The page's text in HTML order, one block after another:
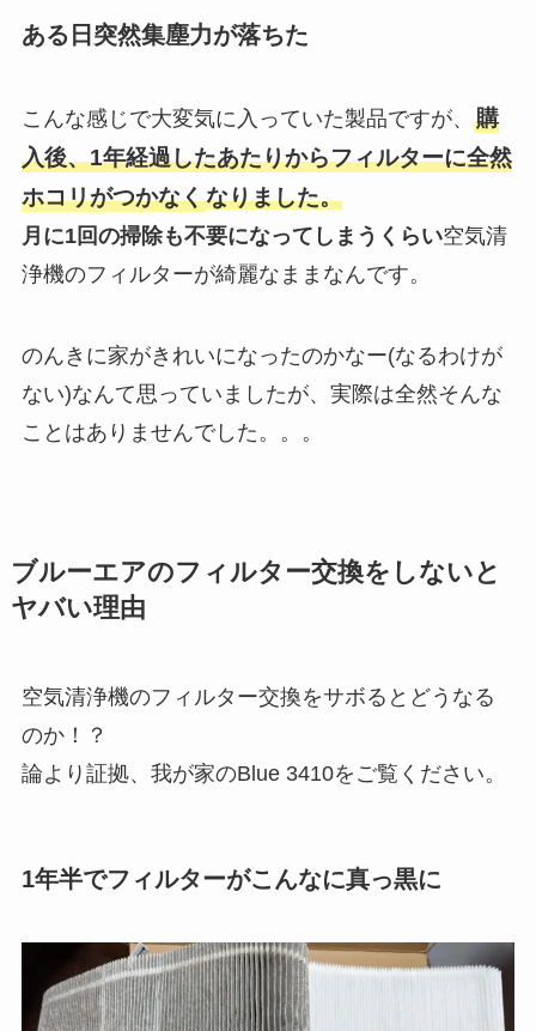
ある日突然集塵力が落ちた
こんな感じで大変気に入っていた製品ですが、 購
入後、1年経過したあたりからフィルターに全然
ホコリがつかなくなりました。
月に1回の掃除も不要になってしまうくらい空気清
浄機のフィルターが綺麗なままなんです。
のんきに家がきれいになったのかなー(なるわけが
ない)なんて思っていましたが、実際は全然そんな
ことはありませんでした。。。
ブルーエアのフィルター交換をしないと
ヤバい理由
空気清浄機のフィルター交換をサボるとどうなる
のか！？
論より証拠、我が家のBlue 3410をご覧ください。
1年半でフィルターがこんなに真っ黒に